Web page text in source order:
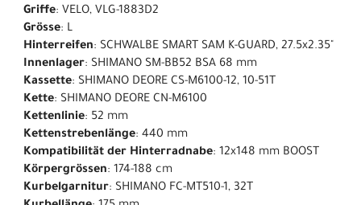
Griffe: VELO, VLG-1883D2
Grösse: L
Hinterreifen: SCHWALBE SMART SAM K-GUARD, 27.5x2.35"
Innenlager: SHIMANO SM-BB52 BSA 68 mm
Kassette: SHIMANO DEORE CS-M6100-12, 10-51T
Kette: SHIMANO DEORE CN-M6100
Kettenlinie: 52 mm
Kettenstrebenlänge: 440 mm
Kompatibilität der Hinterradnabe: 12x148 mm BOOST
Körpergrössen: 174-188 cm
Kurbelgarnitur: SHIMANO FC-MT510-1, 32T